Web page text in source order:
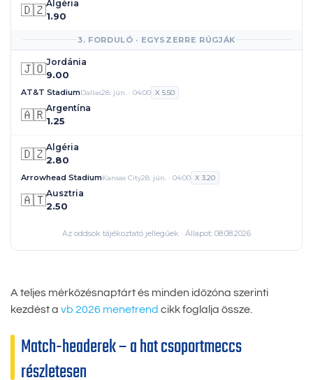
🇩🇿Algéria
1.90
3. FORDULÓ · EGYSZERRE RÚGJÁK
Jordánia
9.00
🇯🇴
AT&T StadiumDallas28. jún. · 04:00 X 5.50
🇦🇷Argentína
1.25
Algéria
2.80
🇩🇿
Arrowhead StadiumKansas City28. jún. · 04:00 X 3.20
🇦🇹Ausztria
2.50
Az oddsok tájékoztató jellegűek · Állapot: 08.08.2026
A teljes mérkőzésnaptárt és minden időzóna szerinti
kezdést a vb 2026 menetrend cikk foglalja össze.
Match-headerek – a hat csoportmeccs
részletesen